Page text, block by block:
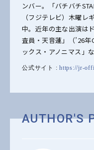
ンバー。「バチバチ
（フジテレビ）木曜
中。近年の主な出演は
査員・天音蓮」（’26
ックス・アノニマス」な
公式サイト : https://jr-
AUTHOR'S